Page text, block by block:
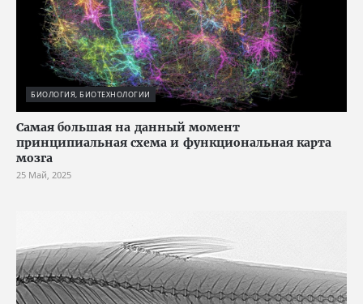
БИОЛОГИЯ, БИОТЕХНОЛОГИИ
Cамая большая на данный момент
принципиальная схема и функциональная карта
мозга
25 Май, 2025